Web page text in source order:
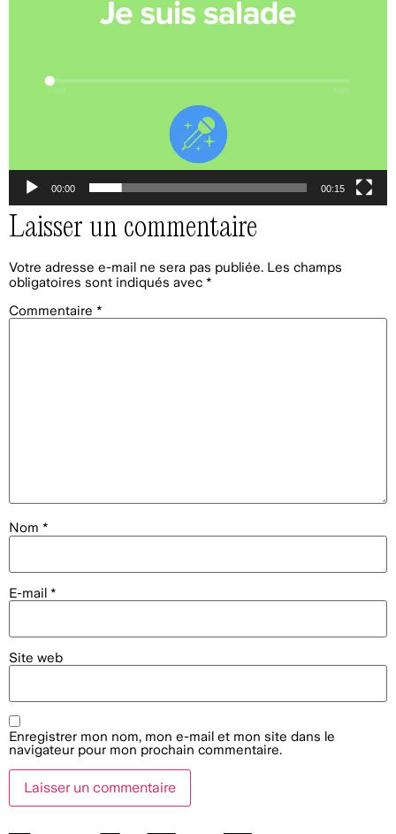
00:00 00:15
Laisser un commentaire
Votre adresse e-mail ne sera pas publiée. Les champs
obligatoires sont indiqués avec *
Commentaire *
Nom *
E-mail *
Site web
Enregistrer mon nom, mon e-mail et mon site dans le
navigateur pour mon prochain commentaire.